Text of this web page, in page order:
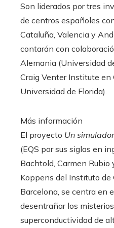
Son liderados por tres
de centros españoles
Cataluña, Valencia y
contarán con
Alemania (Universidad
Craig Venter Institute en
Universidad de Florida).
Más información
El proyecto Un
(EQS por sus siglas en
Bachtold, Carmen Rubio
Koppens del Instituto de
Barcelona, se centra en
desentrañar los
superconductividad de